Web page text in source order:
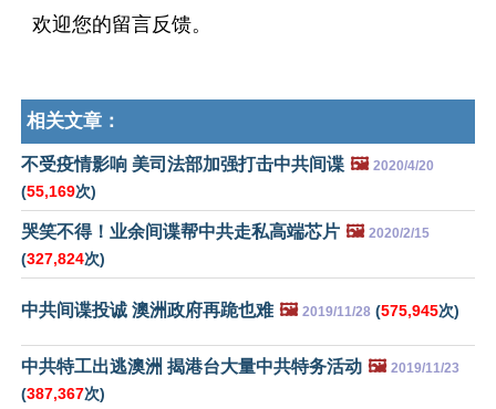
欢迎您的留言反馈。
相关文章：
不受疫情影响 美司法部加强打击中共间谍 🖼️ 2020/4/20
(55,169次)
哭笑不得！业余间谍帮中共走私高端芯片 🖼️ 2020/2/15
(327,824次)
中共间谍投诚 澳洲政府再跪也难 🖼️ 2019/11/28 (575,945次)
中共特工出逃澳洲 揭港台大量中共特务活动 🖼️ 2019/11/23
(387,367次)